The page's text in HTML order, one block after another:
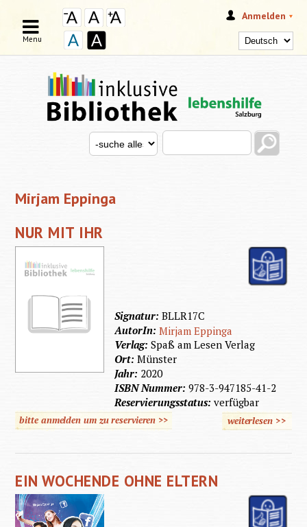
Anmelden
SUCHFORMULAR
Search this site
Search for
Menu
Mirjam Eppinga
NUR MIT IHR
Signatur:BLLR17C
AutorIn:Mirjam Eppinga
Verlag:Spaß am Lesen Verlag
Ort:Münster
Jahr: 2020
ISBN Nummer:978-3-947185-41-2
Reservierungsstatus:verfügbar
bitte anmelden um zu reservieren >> weiterlesen
über
>>
EIN WOCHENDE OHNE ELTERN